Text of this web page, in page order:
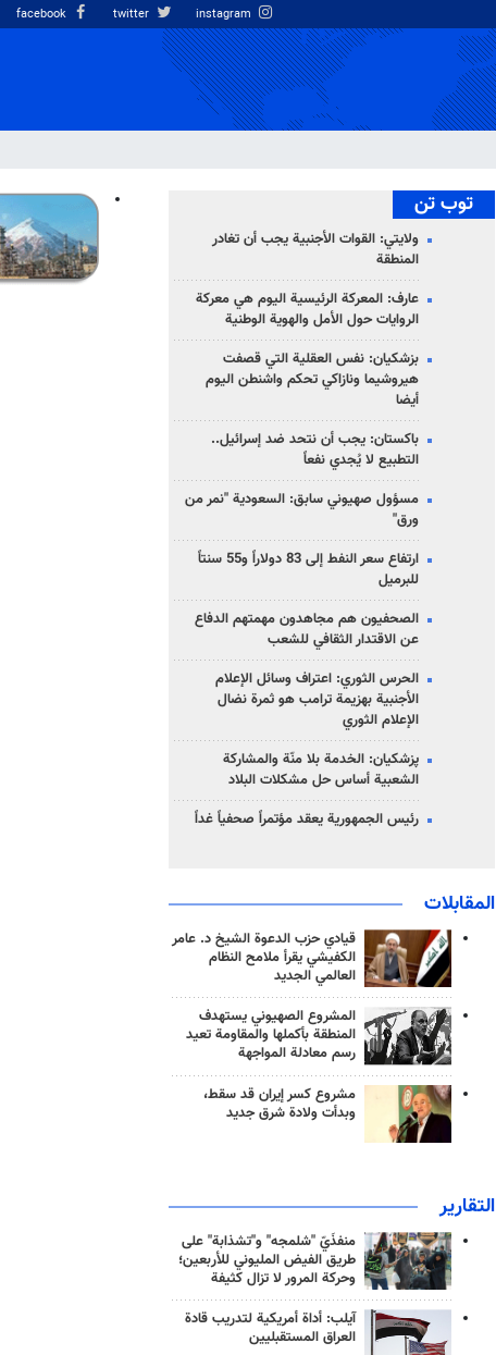
توب تن
ولايتي: القوات الأجنبية يجب أن تغادر
المنطقة
عارف: المعركة الرئيسية اليوم هي معركة
الروايات حول الأمل والهوية الوطنية
بزشكيان: نفس العقلية التي قصفت
هيروشيما ونازاكي تحكم واشنطن اليوم
أيضا
باكستان: يجب أن نتحد ضد إسرائيل..
التطبيع لا يُجدي نفعاً
مسؤول صهيوني سابق: السعودية "نمر من
ورق"
ارتفاع سعر النفط إلى 83 دولاراً و55 سنتاً
للبرميل
الصحفيون هم مجاهدون مهمتهم الدفاع
عن الاقتدار الثقافي للشعب
الحرس الثوري: اعتراف وسائل الإعلام
الأجنبية بهزيمة ترامب هو ثمرة نضال
الإعلام الثوري
پزشکیان: الخدمة بلا منّة والمشاركة
الشعبية أساس حل مشكلات البلاد
رئيس الجمهورية يعقد مؤتمراً صحفياً غداً
المقابلات
قيادي حزب الدعوة الشيخ د. عامر
الكفيشي يقرأ ملامح النظام
العالمي الجديد
المشروع الصهيوني يستهدف
المنطقة بأكملها والمقاومة تعيد
رسم معادلة المواجهة
مشروع كسر إيران قد سقط،
وبدأت ولادة شرق جديد
التقارير
منفذَيّ "شلمجه" و"تشذابة" على
طريق الفيض المليوني للأربعين؛
وحركة المرور لا تزال كثيفة
آيلب: أداة أمريكية لتدريب قادة
العراق المستقبليين